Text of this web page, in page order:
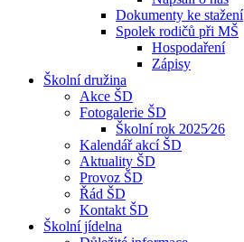
Dokumenty ke stažení
Spolek rodičů při MŠ
Hospodaření
Zápisy
Školní družina
Akce ŠD
Fotogalerie ŠD
Školní rok 2025⁄26
Kalendář akcí ŠD
Aktuality ŠD
Provoz ŠD
Řád ŠD
Kontakt ŠD
Školní jídelna